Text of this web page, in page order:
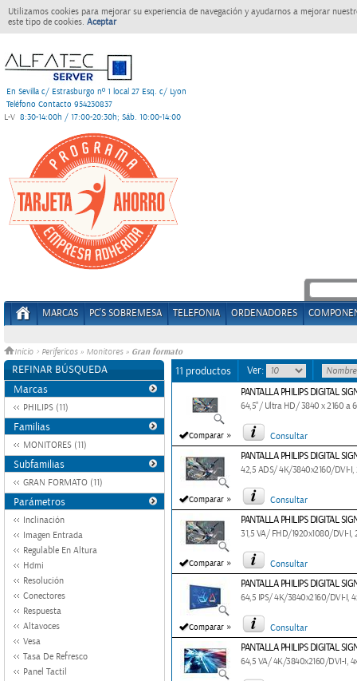
Utilizamos cookies para mejorar su experiencia de navegación y ayudarnos a mejorar
este tipo de cookies. Aceptar
En Sevilla c/ Estrasburgo nº 1 local 27 Esq. c/ Lyon
Teléfono Contacto 954230837
L-V 8:30-14:00h / 17:00-20:30h; Sáb. 10:00-14:00
MARCAS PC'S SOBREMESA TELEFONIA ORDENADORES
Inicio > Perifericos » Monitores » Gran formato
REFINAR BÚSQUEDA
Marcas
PHILIPS (11)
Familias
MONITORES (11)
Subfamilias
GRAN FORMATO (11)
Parámetros
Inclinación
Imagen Entrada
Regulable En Altura
Hdmi
Resolución
Conectores
Respuesta
Altavoces
Vesa
Tasa De Refresco
Panel Tactil
11 productos Ver:
Comparar »
PANTALLA PHILIPS DIGITAL
64,5"/ Ultra HD/ 3840 x 2160 a
Consultar
Comparar »
PANTALLA PHILIPS DIGITAL
42,5 ADS/ 4K/3840x2160/DVI-I,
Consultar
Comparar »
PANTALLA PHILIPS DIGITAL
31,5 VA/ FHD/1920x1080/DVI-I,
Consultar
Comparar »
PANTALLA PHILIPS DIGITAL
64,5 IPS/ 4K/3840x2160/DVI-I,
Consultar
PANTALLA PHILIPS DIGITAL
64,5 VA/ 4K/3840x2160/DVI-I,